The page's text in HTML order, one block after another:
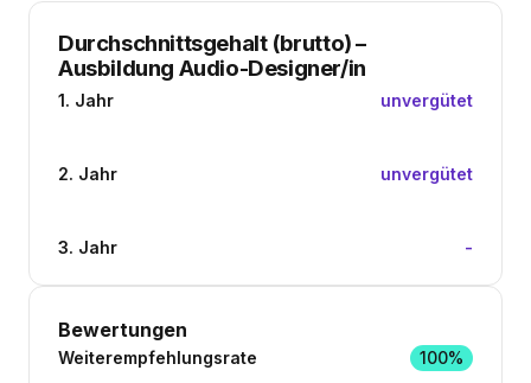
Durchschnittsgehalt (brutto)–
Ausbildung Audio-Designer/in
1. Jahr unvergütet
2. Jahr unvergütet
3. Jahr -
Bewertungen
Weiterempfehlungsrate 100%